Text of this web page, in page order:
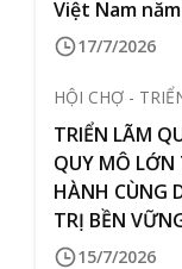
Việt Nam
17/7/2026
HỘI CHỢ -
TRIỂN LÃM
QUY MÔ
HÀNH CÙNG
TRỊ BỀN
15/7/2026